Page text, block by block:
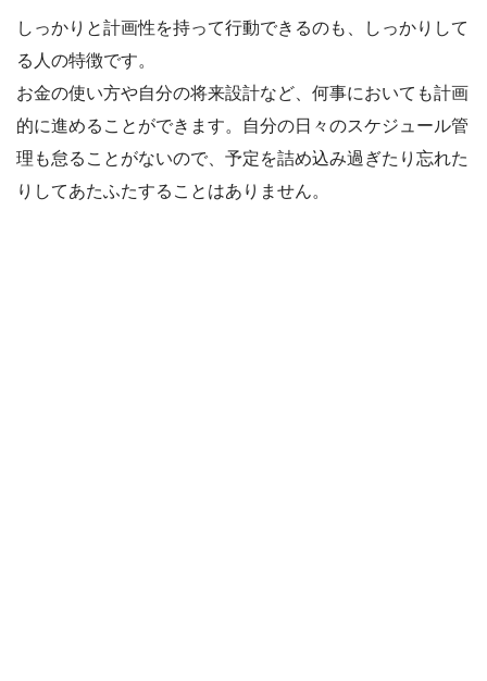
しっかりと計画性を持って行動できるのも、しっかりして
る人の特徴です。
お金の使い方や自分の将来設計など、何事においても計画
的に進めることができます。自分の日々のスケジュール管
理も怠ることがないので、予定を詰め込み過ぎたり忘れた
りしてあたふたすることはありません。